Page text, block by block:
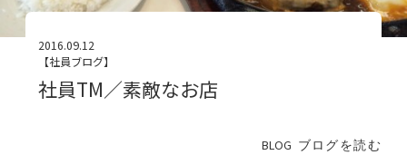
2016.09.12
【社員ブログ】
社員TM／素敵なお店
BLOG ブログを読む